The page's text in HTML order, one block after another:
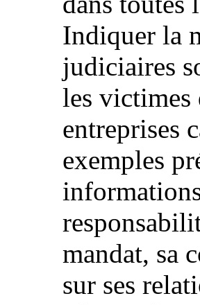
Indiquer la
judiciaires
les victimes
entreprises
exemples
mandat, sa
sur ses